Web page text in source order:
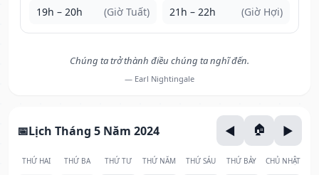
19h – 20h (Giờ Tuất) 21h – 22h (Giờ Hợi)
Chúng ta trở thành điều chúng ta nghĩ đến.
— Earl Nightingale
Lịch Tháng 5 Năm 2024
THỨ HAI THỨ BA THỨ TƯ THỨ NĂM THỨ SÁU THỨ BẢY CHỦ NHẬT